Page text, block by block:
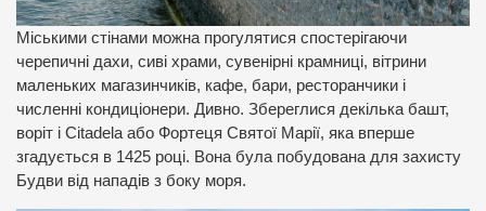
Міськими стінами можна прогулятися спостерігаючи
черепичні дахи, сиві храми, сувенірні крамниці, вітрини
маленьких магазинчиків, кафе, бари, ресторанчики і
численні кондиціонери. Дивно. Збереглися декілька башт,
воріт і Citadela або Фортеця Святої Марії, яка вперше
згадується в 1425 році. Вона була побудована для захисту
Будви від нападів з боку моря.